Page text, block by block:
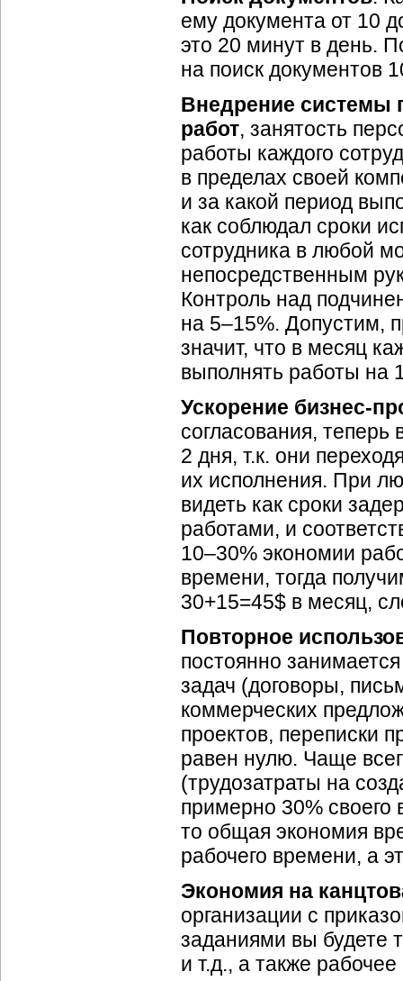
ему документа от 10
это 20 минут в день.
на поиск документов
Внедрение системы
работ, занятость
работы каждого
в пределах своей
и за какой период
как соблюдал сроки
сотрудника в любой
непосредственным
Контроль над
на 5–15%. Допустим,
значит, что в месяц
выполнять работы на
Ускорение бизнес-
согласования,
2 дня, т.к. они
их исполнения. При
видеть как сроки
работами, и
10–30% экономии
времени, тогда
30+15=45$ в месяц,
Повторное
постоянно
задач (договоры,
коммерческих
проектов, переписки
равен нулю. Чаще
(трудозатраты на
примерно 30%
то общая экономия
рабочего времени, а
Экономия на
организации с
заданиями вы будете
и т.д., а также